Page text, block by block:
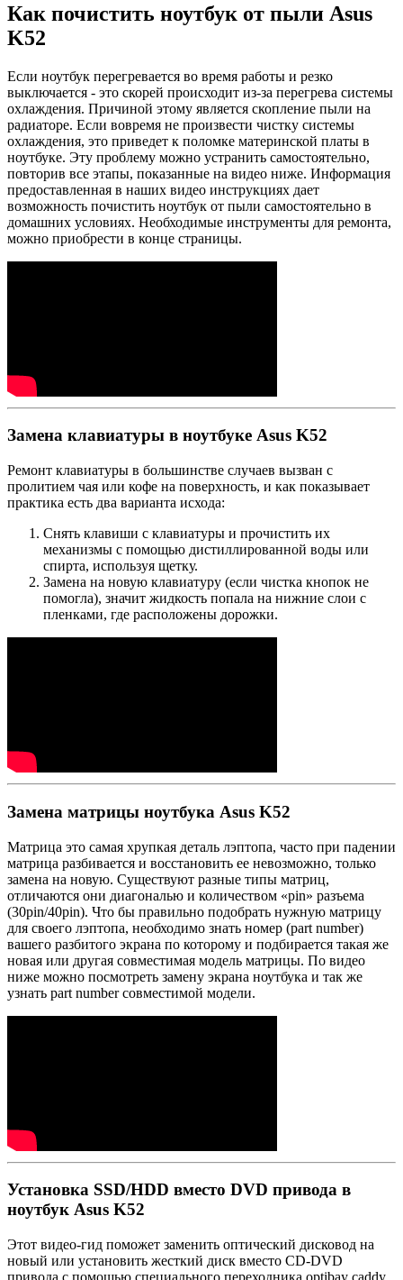
Как почистить ноутбук от пыли Asus
K52
Если ноутбук перегревается во время работы и резко
выключается - это скорей происходит из-за перегрева системы
охлаждения. Причиной этому является скопление пыли на
радиаторе. Если вовремя не произвести чистку системы
охлаждения, это приведет к поломке материнской платы в
ноутбуке. Эту проблему можно устранить самостоятельно,
повторив все этапы, показанные на видео ниже. Информация
предоставленная в наших видео инструкциях дает
возможность почистить ноутбук от пыли самостоятельно в
домашних условиях. Необходимые инструменты для ремонта,
можно приобрести в конце страницы.
Замена клавиатуры в ноутбуке Asus K52
Ремонт клавиатуры в большинстве случаев вызван с
пролитием чая или кофе на поверхность, и как показывает
практика есть два варианта исхода:
Снять клавиши с клавиатуры и прочистить их
механизмы с помощью дистиллированной воды или
спирта, используя щетку.
Замена на новую клавиатуру (если чистка кнопок не
помогла), значит жидкость попала на нижние слои с
пленками, где расположены дорожки.
Замена матрицы ноутбука Asus K52
Матрица это самая хрупкая деталь лэптопа, часто при падении
матрица разбивается и восстановить ее невозможно, только
замена на новую. Существуют разные типы матриц,
отличаются они диагональю и количеством «pin» разъема
(30pin/40pin). Что бы правильно подобрать нужную матрицу
для своего лэптопа, необходимо знать номер (part number)
вашего разбитого экрана по которому и подбирается такая же
новая или другая совместимая модель матрицы. По видео
ниже можно посмотреть замену экрана ноутбука и так же
узнать part number совместимой модели.
Установка SSD/HDD вместо DVD привода в
ноутбук Asus K52
Этот видео-гид поможет заменить оптический дисковод на
новый или установить жесткий диск вместо CD-DVD
привода с помощью специального переходника optibay caddy.